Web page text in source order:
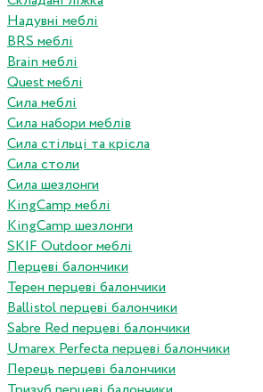
Надувні меблі
BRS меблі
Brain меблі
Quest меблі
Сила меблі
Сила набори меблів
Сила стільці та крісла
Сила столи
Сила шезлонги
KingCamp меблі
KingCamp шезлонги
SKIF Outdoor меблі
Перцеві балончики
Терен перцеві балончики
Ballistol перцеві балончики
Sabre Red перцеві балончики
Umarex Perfecta перцеві балончики
Перець перцеві балончики